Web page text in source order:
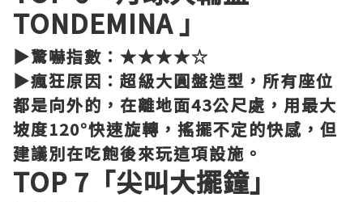
TONDEMINA 」
▶驚嚇指數：★★★★☆
▶瘋狂原因：超級大圓盤造型，所有座位
都是向外的，在離地面43公尺處，用最大
坡度120°快速旋轉，搖擺不定的快感，但
建議別在吃飽後來玩這項設施。
TOP 7「尖叫大擺鐘」